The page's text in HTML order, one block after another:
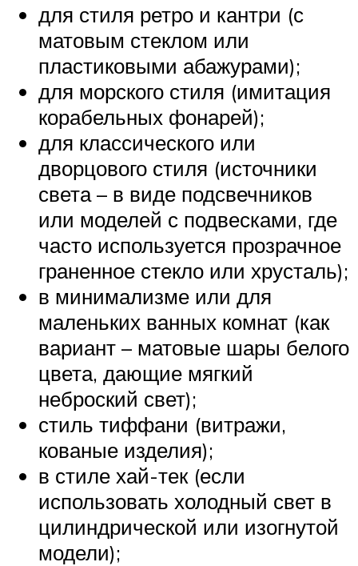
для стиля ретро и кантри (с
матовым стеклом или
пластиковыми абажурами);
для морского стиля (имитация
корабельных фонарей);
для классического или
дворцового стиля (источники
света – в виде подсвечников
или моделей с подвесками, где
часто используется прозрачное
граненное стекло или хрусталь);
в минимализме или для
маленьких ванных комнат (как
вариант – матовые шары белого
цвета, дающие мягкий
неброский свет);
стиль тиффани (витражи,
кованые изделия);
в стиле хай-тек (если
использовать холодный свет в
цилиндрической или изогнутой
модели);